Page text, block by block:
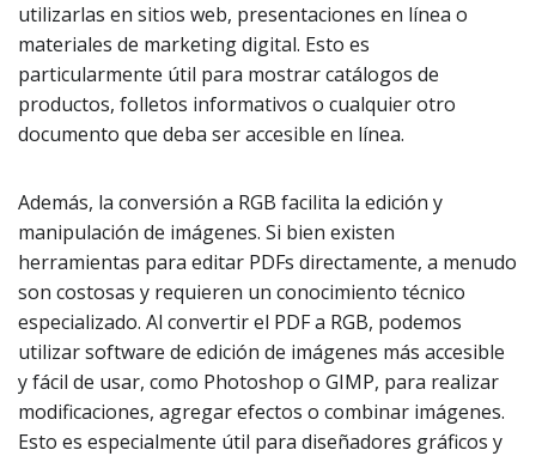
utilizarlas en sitios web, presentaciones en línea o
materiales de marketing digital. Esto es
particularmente útil para mostrar catálogos de
productos, folletos informativos o cualquier otro
documento que deba ser accesible en línea.
Además, la conversión a RGB facilita la edición y
manipulación de imágenes. Si bien existen
herramientas para editar PDFs directamente, a menudo
son costosas y requieren un conocimiento técnico
especializado. Al convertir el PDF a RGB, podemos
utilizar software de edición de imágenes más accesible
y fácil de usar, como Photoshop o GIMP, para realizar
modificaciones, agregar efectos o combinar imágenes.
Esto es especialmente útil para diseñadores gráficos y